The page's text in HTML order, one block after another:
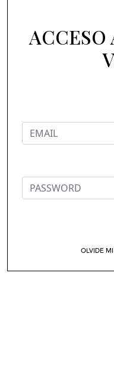
ACCESO
OLVIDE